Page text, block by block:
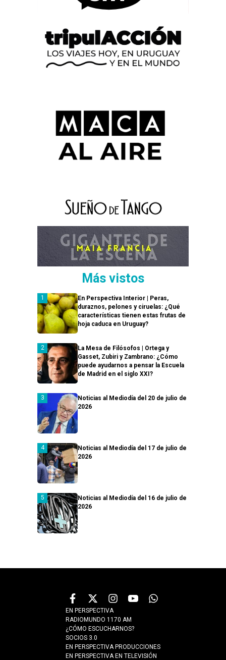
Más vistos
En Perspectiva Interior | Peras,
duraznos, pelones y ciruelas: ¿Qué
características tienen estas frutas de
hoja caduca en Uruguay?
La Mesa de Filósofos | Ortega y
Gasset, Zubiri y Zambrano: ¿Cómo
puede ayudarnos a pensar la Escuela
de Madrid en el siglo XXI?
Noticias al Mediodía del 20 de julio de
2026
Noticias al Mediodía del 17 de julio de
2026
Noticias al Mediodía del 16 de julio de
2026
EN PERSPECTIVA
RADIOMUNDO 1170 AM
¿CÓMO ESCUCHARNOS?
SOCIOS 3.0
EN PERSPECTIVA PRODUCCIONES
EN PERSPECTIVA EN TELEVISIÓN